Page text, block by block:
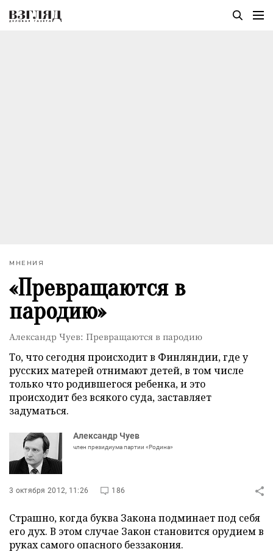
МНЕНИЯ
«Превращаются в
пародию»
Александр Чуев: Превращаются в пародию
То, что сегодня происходит в Финляндии, где у
русских матерей отнимают детей, в том числе
только что родившегося ребенка, и это
происходит без всякого суда, заставляет
задуматься.
Александр Чуев
член президиума партии «Родина»
3 октября 2012, 11:26 186
Страшно, когда буква Закона подминает под себя
его дух. В этом случае Закон становится орудием в
руках самого опасного беззакония.